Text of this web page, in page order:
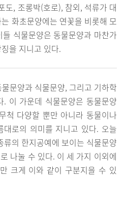
도, 조롱박(호로), 참외, 석류가 대
화초문양에는 연꽃을 비롯해 모
식물문양은 동물문양과 마찬가
을 지니고 있다.
문양과 식물문양, 그리고 기하학
. 이 가운데 식물문양은 동물문양
척 다양할 뿐만 아니라 동물이나
대로의 의미를 지니고 있다. 오늘
의 한지공예에 보이는 식물문양
나눌 수 있다. 이 세 가지 이외에
크게 이와 같이 구분지을 수 있